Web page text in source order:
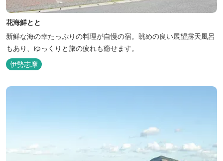
花海鮮とと
新鮮な海の幸たっぷりの料理が自慢の宿。眺めの良い展望露天風呂
もあり、ゆっくりと旅の疲れも癒せます。
伊勢志摩